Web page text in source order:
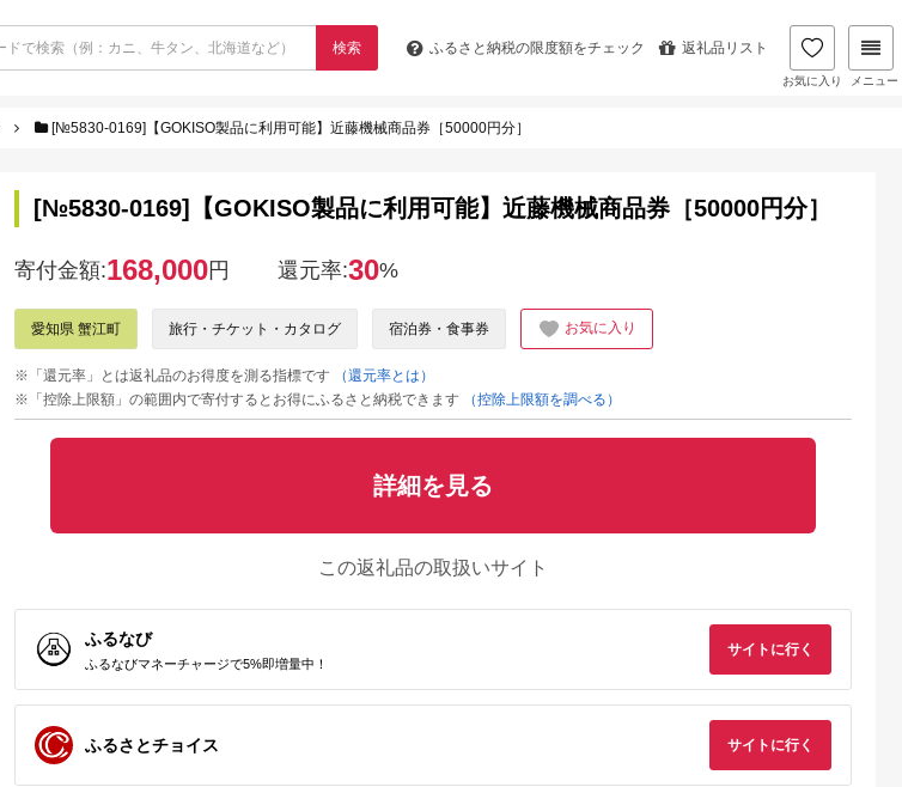
検索 ふるさと納税の限度額をチェック 返礼品リスト
お気に入り メニュー
[№5830-0169]【GOKISO製品に利用可能】近藤機械商品券［50000円分］
[№5830-0169]【GOKISO製品に利用可能】近藤機械商品券［50000円分］
寄付金額:168,000円 還元率:30%
愛知県 蟹江町 旅行・チケット・カタログ 宿泊券・食事券 お気に入り
※「還元率」とは返礼品のお得度を測る指標です
（還元率とは）
※「控除上限額」の範囲内で寄付するとお得にふるさと納税できます
（控除上限額を調べる）
詳細を見る
この返礼品の取扱いサイト
ふるなび
ふるなびマネーチャージで5%即増量中！
サイトに行く
ふるさとチョイス サイトに行く